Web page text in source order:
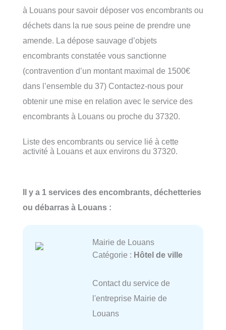
à Louans pour savoir déposer vos encombrants ou
déchets dans la rue sous peine de prendre une
amende. La dépose sauvage d’objets
encombrants constatée vous sanctionne
(contravention d’un montant maximal de 1500€
dans l’ensemble du 37) Contactez-nous pour
obtenir une mise en relation avec le service des
encombrants à Louans ou proche du 37320.
Liste des encombrants ou service lié à cette
activité à Louans et aux environs du 37320.
Il y a 1 services des encombrants, déchetteries
ou débarras à Louans :
Mairie de Louans
Catégorie : Hôtel de ville
Contact du service de
l'entreprise Mairie de
Louans